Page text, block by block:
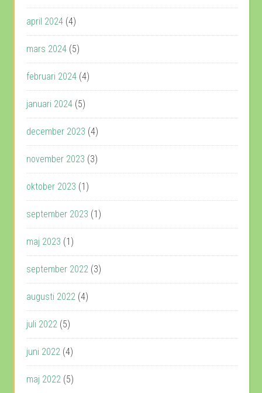
april 2024 (4)
mars 2024 (5)
februari 2024 (4)
januari 2024 (5)
december 2023 (4)
november 2023 (3)
oktober 2023 (1)
september 2023 (1)
maj 2023 (1)
september 2022 (3)
augusti 2022 (4)
juli 2022 (5)
juni 2022 (4)
maj 2022 (5)